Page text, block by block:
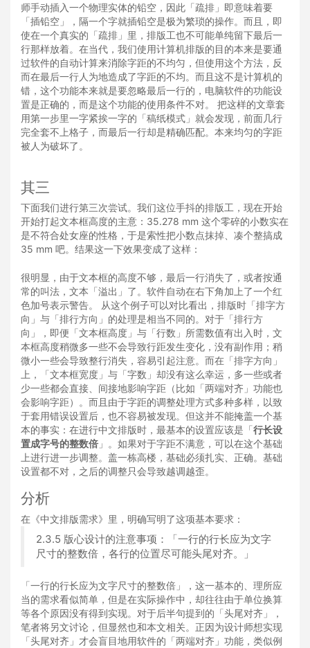
师手动插入一个物理实体的铅空，因此「疏排」即意味着要
「插铅空」，隔一个字就插铅空是极为繁琐的操作。而且，即
使在一个真实的「疏排」里，排版工也不可能单纯留下最后一
行那样放着。在当代，我们使用计算机排版的目的本来是要通
过软件的自动计算来消除字距的不均匀，但使用这个方法，反
而在最后一行人为地造成了字距的不均。而且这不是计算机的
错，这个功能本来就是要忽略最后一行的，电脑软件的功能设
置是正确的，而是这个功能的使用条件不对。 把这样的文章套
用第一步里一字紧挨一字的「稿纸模式」就会发现，前面几行
完全套不上格子，而最后一行却是精确匹配。本来均匀的字距
被人为破坏了。
其三
下面我们进行第三次尝试。我们这位手抖的排版工，现在开始
开始打起文本框高度的主意：35.278 mm 这个零碎的小数实在
是不符合处女座的性格，于是索性把小数点抹掉、凑个整搞成
35 mm 吧。结果这一下效果变成了这样：
很明显，由于文本框的高度不够，最后一行消失了，或者按通
常的叫法，文本「溢出」了。软件自动在右下角加上了一个红
色加号表示警告。 从这个例子可以对比看出，排版时「排字方
向」与「排行方向」的处理是相当不同的。对于「排行方
向」，即便「文本框高度」与「行数」所需数值有出入时，文
本框高度稍微多一些不会导致行距发生变化，没有副作用；稍
微小一些会导致整行消失，容易引起注意。而在「排字方向」
上，「文本框宽度」与「字数」却没有这么幸运，多一些或者
少一些都会直接、间接地影响字距（比如「两端对齐」功能也
会影响字距）。而且由于字距的调整处理方式多种多样，以致
于套用错误设置后，也不容易被发现。但这并不能掩盖一个基
本的事实：在进行中文排版时，最基本的设置应该是「行长设
置成字号的整数倍 」。如果对于字距不满意，可以在这个基础
上进行进一步调整。盖一栋高楼，基础必须扎实、正确。基础
设置都不对，之后的调整只会导致越调越歪。
分析
在《中文排版需求》里，明确写明了这项基本要求：
2.3.5 版心设计的注意事项：「一行的行长应为文字
尺寸的整数倍，各行的位置尽可能头尾对齐。」
「一行的行长应为文字尺寸的整数倍」，这一基本的、理所应
当的需求看似简单，但是在实际操作中，却往往由于单位换算
等各个原因没有得到实现。对于后半句提到的「头尾对齐」，
笔者将另文讨论，但显然也和本文相关。正因为设计师想实现
「头尾对齐」才会盲目地用软件的「两端对齐」功能，类似例